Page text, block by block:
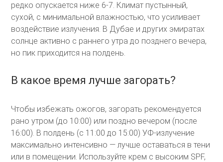
редко опускается ниже 6-7. Климат пустынный,
сухой, с минимальной влажностью, что усиливает
воздействие излучения. В Дубае и других эмиратах
солнце активно с раннего утра до позднего вечера,
но пик приходится на полдень.
В какое время лучше загорать?
Чтобы избежать ожогов, загорать рекомендуется
рано утром (до 10:00) или поздно вечером (после
16:00). В полдень (с 11:00 до 15:00) УФ-излучение
максимально интенсивно — лучше оставаться в тени
или в помещении. Используйте крем с высоким SPF,